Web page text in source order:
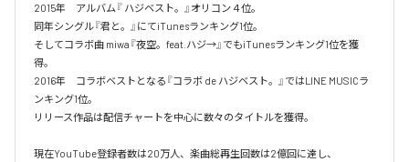
2015年　アルバム『 ハジベスト。』オリコン４位。
同年シングル『君と。』にてiTunesランキング1位。
そしてコラボ曲 miwa『夜空。feat.ハジ→』でもiTunesランキング1位を獲
得。
2016年　コラボベストとなる『コラボ de ハジベスト。』ではLINE MUSICラ
ンキング1位。
リリース作品は配信チャートを中心に数々のタイトルを獲得。
現在YouTube登録者数は20万人、楽曲総再生回数は2億回に達し、